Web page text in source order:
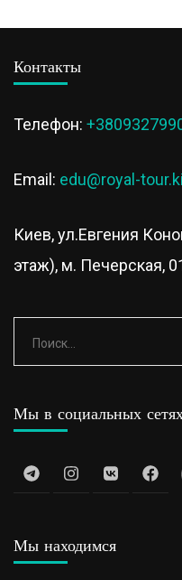
Контакты
Телефон:
Email: edu@royal-
Киев, ул.Евгения
этаж), м. Печерская,
Найти:
Мы в социальных
Мы находимся